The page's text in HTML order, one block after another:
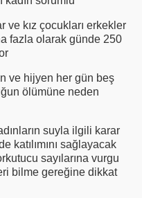
ve kız çocukları erkekler
fazla olarak günde 250
ve hijyen her gün beş
ölümüne neden
suyla ilgili karar
katılımını sağlayacak
sayılarına vurgu
bilme gereğine dikkat